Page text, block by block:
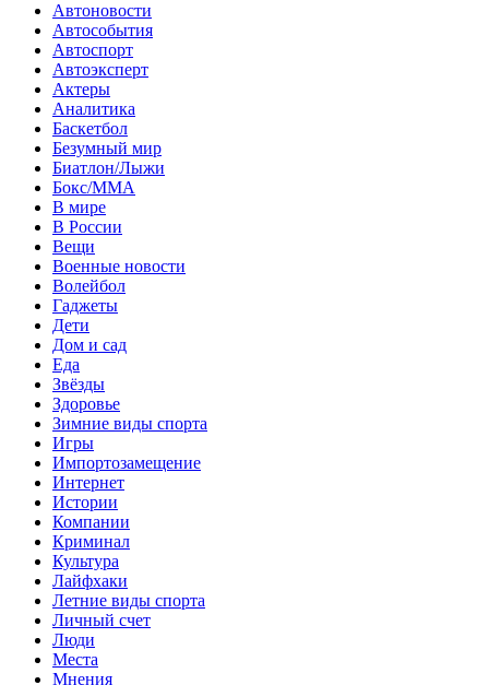
Автоновости
Автособытия
Автоспорт
Автоэксперт
Актеры
Аналитика
Баскетбол
Безумный мир
Биатлон/Лыжи
Бокс/MMA
В мире
В России
Вещи
Военные новости
Волейбол
Гаджеты
Дети
Дом и сад
Еда
Звёзды
Здоровье
Зимние виды спорта
Игры
Импортозамещение
Интернет
Истории
Компании
Криминал
Культура
Лайфхаки
Летние виды спорта
Личный счет
Люди
Места
Мнения